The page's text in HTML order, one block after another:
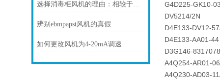
选择消毒柜风机的理由：相较于传统方法的压倒性优势分析
辨别ebmpapst风机的真假
如何更改风机为4-20mA调速
G4D225-GK10-
DV5214/2N
D4E133-DV12-
D4E133-AA01-44
D3G146-
A4Q254-AR01-
A4Q230-AD03-